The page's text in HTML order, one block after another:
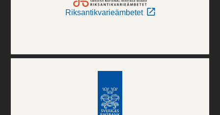
Riksantikvarieämbetet